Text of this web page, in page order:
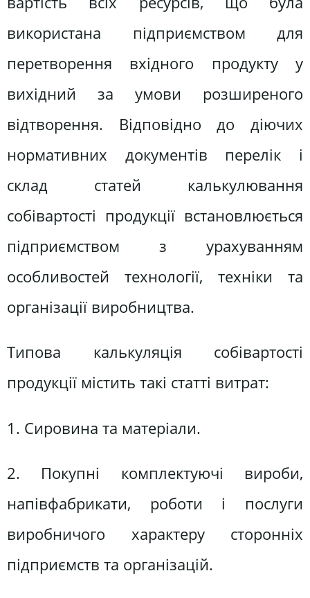
використана підприємством для
перетворення вхідного продукту у
вихідний за умови розширеного
відтворення. Відповідно до діючих
нормативних документів перелік і
склад статей калькулювання
собівартості продукції встановлюється
підприємством з урахуванням
особливостей технології, техніки та
організації виробництва.
Типова калькуляція собівартості
продукції містить такі статті витрат:
1. Сировина та матеріали.
2. Покупні комплектуючі вироби,
напівфабрикати, роботи і послуги
виробничого характеру сторонніх
підприємств та організацій.